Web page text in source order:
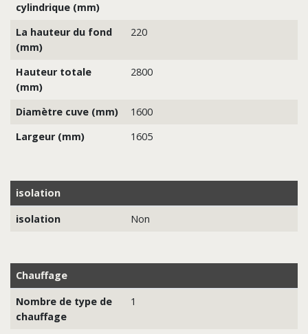
cylindrique (mm)
La hauteur du fond
(mm)
220
Hauteur totale
(mm)
2800
Diamètre cuve (mm)
1600
Largeur (mm)
1605
isolation
isolation
Non
Chauffage
Nombre de type de
chauffage
1